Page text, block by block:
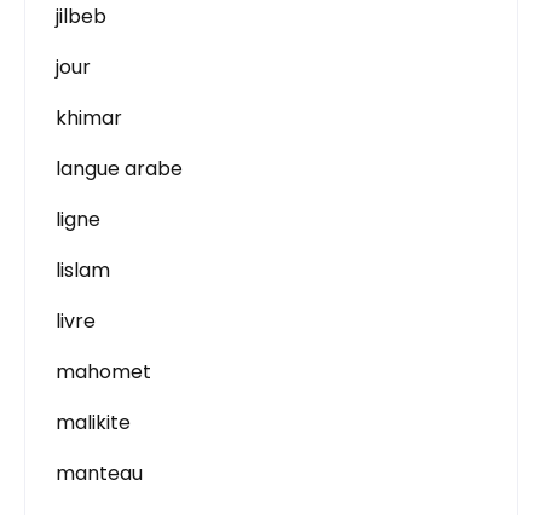
jilbeb
jour
khimar
langue arabe
ligne
lislam
livre
mahomet
malikite
manteau